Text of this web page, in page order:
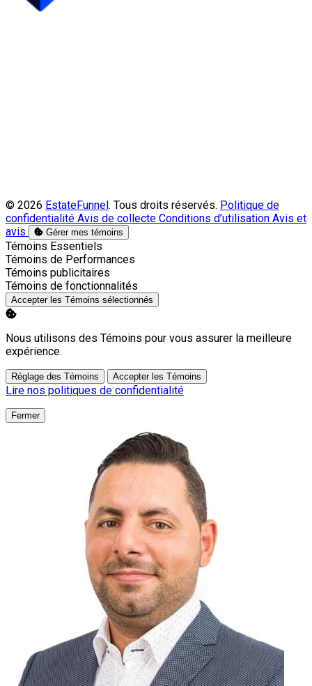
© 2026 EstateFunnel. Tous droits réservés. Politique de
confidentialité Avis de collecte Conditions d’utilisation Avis et
avis
Gérer mes témoins
Activer
Témoins Essentiels
Activer
Témoins de Performances
Activer
Témoins publicitaires
Activer
Témoins de fonctionnalités
Accepter les Témoins sélectionnés
Nous utilisons des Témoins pour vous assurer la meilleure
expérience.
Réglage des Témoins Accepter les Témoins
Lire nos politiques de confidentialité
Fermer